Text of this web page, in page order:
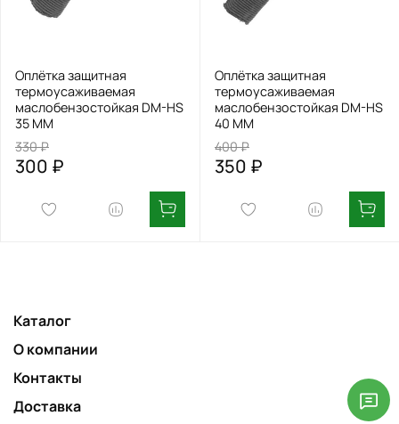
Оплётка защитная
термоусаживаемая
маслобензостойкая DM-HS
35 MM
330 ₽
300 ₽
Оплётка защитная
термоусаживаемая
маслобензостойкая DM-HS
40 MM
400 ₽
350 ₽
Каталог
О компании
Контакты
Доставка